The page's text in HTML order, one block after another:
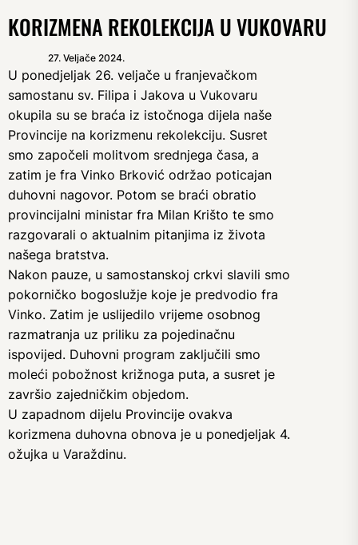
KORIZMENA REKOLEKCIJA U VUKOVARU
27. Veljače 2024.
U ponedjeljak 26. veljače u franjevačkom
samostanu sv. Filipa i Jakova u Vukovaru
okupila su se braća iz istočnoga dijela naše
Provincije na korizmenu rekolekciju. Susret
smo započeli molitvom srednjega časa, a
zatim je fra Vinko Brković održao poticajan
duhovni nagovor. Potom se braći obratio
provincijalni ministar fra Milan Krišto te smo
razgovarali o aktualnim pitanjima iz života
našega bratstva.
Nakon pauze, u samostanskoj crkvi slavili smo
pokorničko bogoslužje koje je predvodio fra
Vinko. Zatim je uslijedilo vrijeme osobnog
razmatranja uz priliku za pojedinačnu
ispovijed. Duhovni program zaključili smo
moleći pobožnost križnoga puta, a susret je
završio zajedničkim objedom.
U zapadnom dijelu Provincije ovakva
korizmena duhovna obnova je u ponedjeljak 4.
ožujka u Varaždinu.